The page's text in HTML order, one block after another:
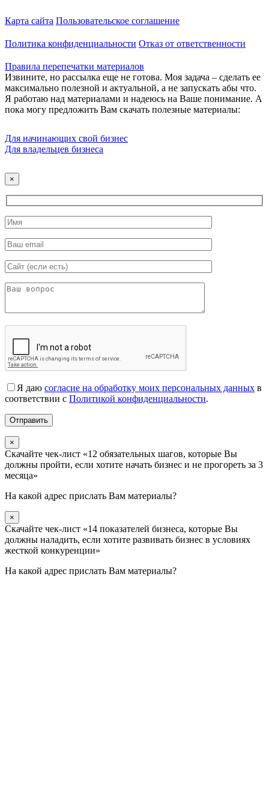
Карта сайта Пользовательское соглашение
Политика конфиденциальности Отказ от ответственности
Правила перепечатки материалов
Извините, но рассылка еще не готова. Моя задача – сделать ее
максимально полезной и актуальной, а не запускать абы что.
Я работаю над материалами и надеюсь на Ваше понимание. А
пока могу предложить Вам скачать полезные материалы:
Для начинающих свой бизнес
Для владельцев бизнеса
×
Я даю согласие на обработку моих персональных данных в
соответствии с Политикой конфиденциальности.
×
Скачайте чек-лист «12 обязательных шагов, которые Вы
должны пройти, если хотите начать бизнес и не прогореть за 3
месяца»
На какой адрес прислать Вам материалы?
×
Скачайте чек-лист «14 показателей бизнеса, которые Вы
должны наладить, если хотите развивать бизнес в условиях
жесткой конкуренции»
На какой адрес прислать Вам материалы?